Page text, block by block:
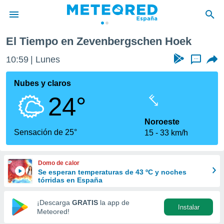
de
por
que se
calidad.
a este
las
y
forma
digital
basada
El Tiempo en Zevenbergschen Hoek
10:59 Lunes ...
Nubes y claros
24°
Sensación de 25°
Noroeste
15
33 km/h
Domo de calor
Se esperan temperaturas de 43 ºC y noches
tórridas en España
¡Descarga GRATIS la app de
Meteored!
Instalar